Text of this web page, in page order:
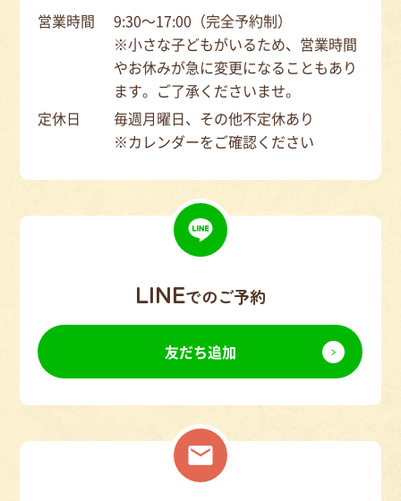
営業時間
9:30～17:00（完全予約制）
※小さな子どもがいるため、営業時間
やお休みが急に変更になることもあり
ます。ご了承くださいませ。
定休日
毎週月曜日、その他不定休あり
※カレンダーをご確認ください
LINEでのご予約
友だち追加